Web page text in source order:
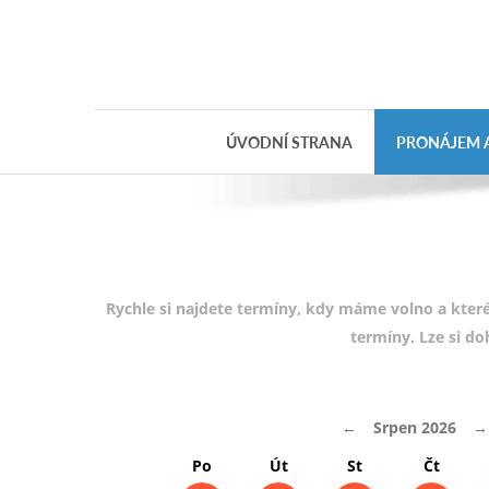
ÚVODNÍ STRANA PRONÁJEM
Rychle si najdete termíny, kdy máme volno a
termíny. Lze si
← Srpen 2026
→
Po
Út St Čt
poukazu